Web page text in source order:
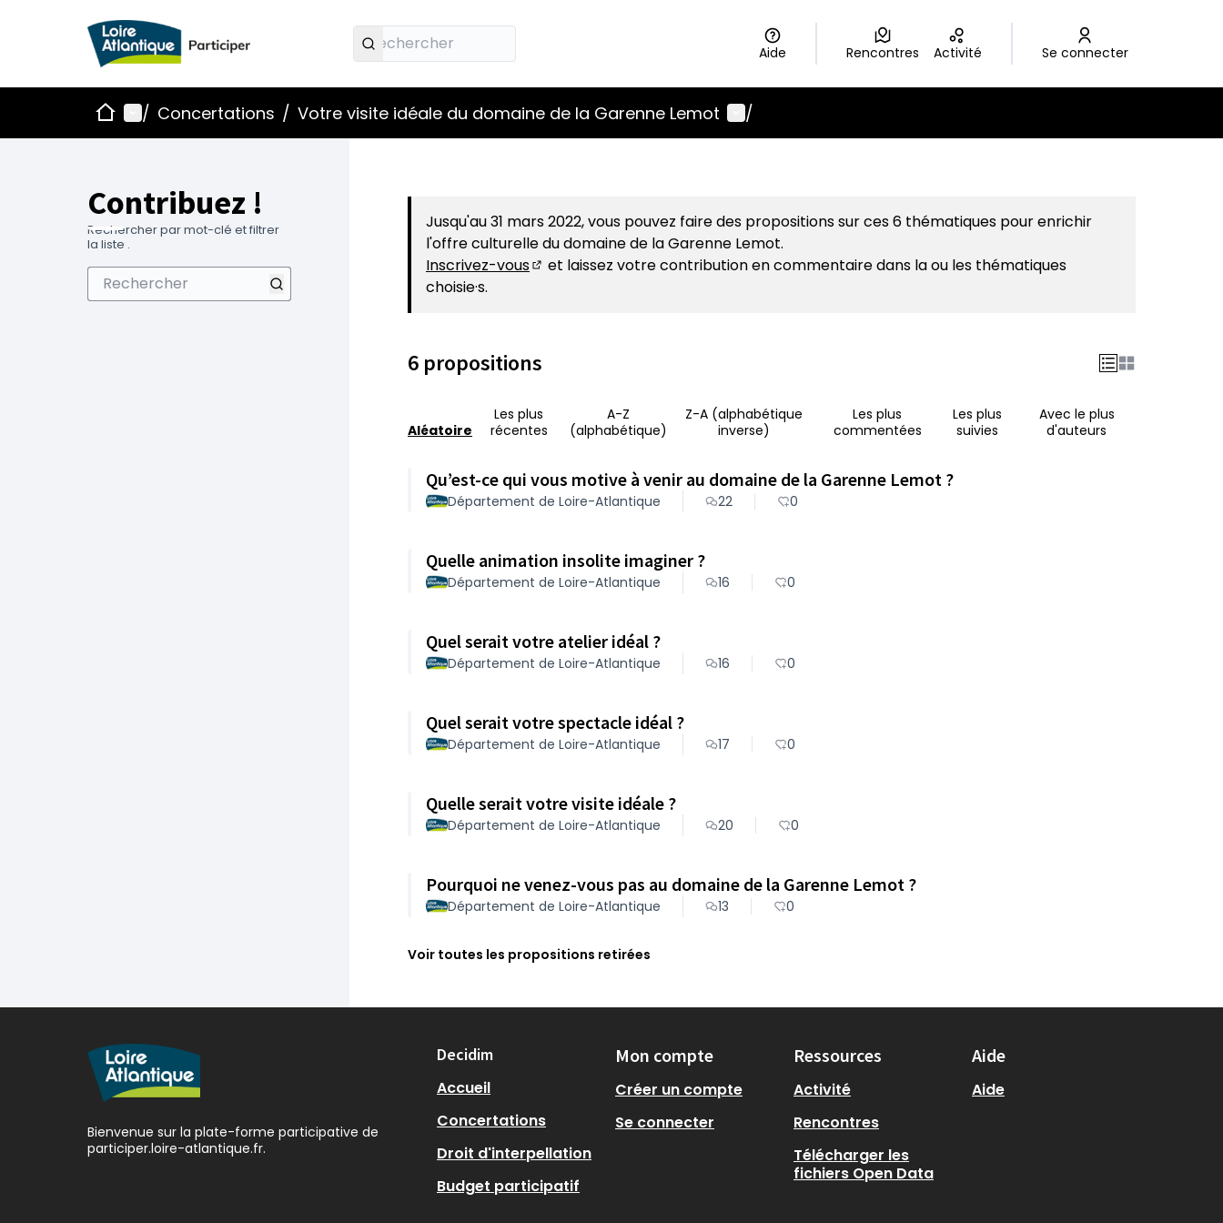
Aide Rencontres Activité Se connecter
AccueilMenu principal
/ Concertations / Votre visite idéale du domaine de la Garenne Lemot Menu utilisateur
/
Contribuez !
Rechercher par mot-clé et filtrer
la liste .
Jusqu'au 31 mars 2022, vous pouvez faire des propositions sur ces 6 thématiques pour enrichir
l'offre culturelle du domaine de la Garenne Lemot.
Inscrivez-vous
et laissez votre contribution en commentaire dans la ou les thématiques
choisie·s.
6 propositions
Aléatoire
Les plus
récentes
A-Z
(alphabétique)
Z-A (alphabétique
inverse)
Les plus
commentées
Les plus
suivies
Avec le plus
d'auteurs
Qu’est-ce qui vous motive à venir au domaine de la Garenne Lemot ?
Département de Loire-Atlantique 22 0
Quelle animation insolite imaginer ?
Département de Loire-Atlantique 16 0
Quel serait votre atelier idéal ?
Département de Loire-Atlantique 16 0
Quel serait votre spectacle idéal ?
Département de Loire-Atlantique 17 0
Quelle serait votre visite idéale ?
Département de Loire-Atlantique 20 0
Pourquoi ne venez-vous pas au domaine de la Garenne Lemot ?
Département de Loire-Atlantique 13 0
Voir toutes les propositions retirées
Bienvenue sur la plate-forme participative de
participer.loire-atlantique.fr.
Decidim
Accueil
Concertations
Droit d'interpellation
Budget participatif
Mon compte
Créer un compte
Se connecter
Ressources
Activité
Rencontres
Télécharger les
fichiers Open Data
Aide
Aide